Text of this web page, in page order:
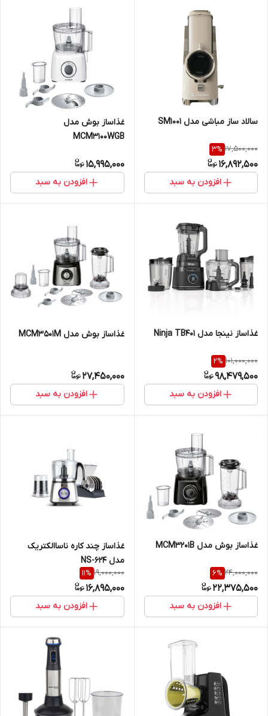
سالاد ساز مباشی مدل SM1001
17,500,000
3%
16,892,500
افزودن به سبد
غذاساز بوش مدل
MCM3100WGB
15,995,000
افزودن به سبد
غذاساز نینجا مدل Ninja TB401
101,000,000
2%
98,479,500
افزودن به سبد
غذاساز بوش مدل MCM3501M
27,450,000
افزودن به سبد
غذاساز بوش مدل MCM3201B
24,000,000
6%
22,375,500
افزودن به سبد
غذاساز چند کاره ناساالکتریک
مدل NS-624
19,000,000
11%
16,895,000
افزودن به سبد